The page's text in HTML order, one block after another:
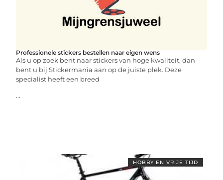
Professionele stickers bestellen naar eigen wens
Als u op zoek bent naar stickers van hoge kwaliteit, dan
bent u bij Stickermania aan op de juiste plek. Deze
specialist heeft een breed
...
HOBBY EN VRIJE TIJD